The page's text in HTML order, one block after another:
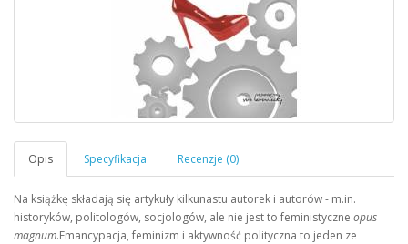
Na książkę składają się artykuły kilkunastu autorek i autorów - m.in.
historyków, politologów, socjologów, ale nie jest to feministyczne opus
magnum.Emancypacja, feminizm i aktywność polityczna to jeden ze